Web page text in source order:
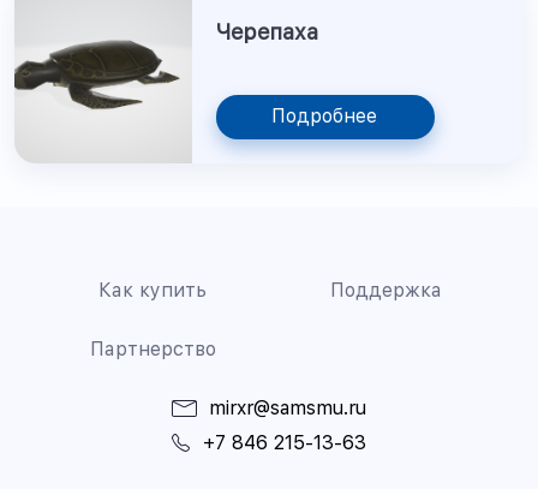
Черепаха
Подробнее
Как купить Поддержка
Партнерство
mirxr@samsmu.ru
+7 846 215-13-63